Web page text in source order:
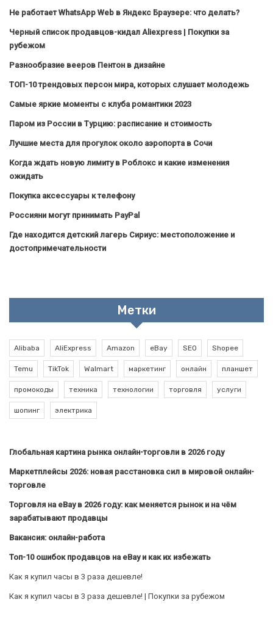
Не работает WhatsApp Web в Яндекс Браузере: что делать?
Черный список продавцов-кидал Aliexpress | Покупки за
рубежом
Разнообразие вееров Пентон в дизайне
ТОП-10 трендовых персон мира, которых слушает молодежь
Самые яркие моменты с клуба романтики 2023
Паром из России в Турцию: расписание и стоимость
Лучшие места для прогулок около аэропорта в Сочи
Когда ждать новую лимиту в Роблокс и какие изменения
ожидать
Покупка аксессуары к телефону
Россияни могут принимать PayPal
Где находится детский лагерь Сириус: местоположение и
достопримечательности
Метки
Alibaba AliExpress Amazon eBay SEO Shopee
Temu TikTok Walmart маркетинг онлайн планшет
промокоды техника технологии торговля услуги
шопинг электрика
Глобальная картина рынка онлайн-торговли в 2026 году
Маркетплейсы 2026: новая расстановка сил в мировой онлайн-
торговле
Торговля на eBay в 2026 году: как меняется рынок и на чём
зарабатывают продавцы
Вакансия: онлайн-работа
Топ-10 ошибок продавцов на eBay и как их избежать
Как я купил часы в 3 раза дешевле!
Как я купил часы в 3 раза дешевле! | Покупки за рубежом